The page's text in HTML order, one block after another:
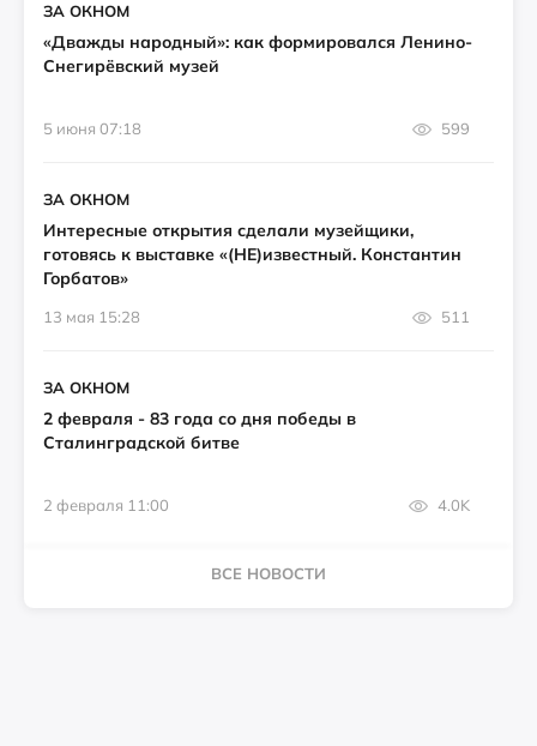
ЗА ОКНОМ
«Дважды народный»: как формировался Ленино-
Снегирёвский музей
5 июня 07:18 599
ЗА ОКНОМ
Интересные открытия сделали музейщики,
готовясь к выставке «(НЕ)известный. Константин
Горбатов»
13 мая 15:28 511
ЗА ОКНОМ
2 февраля - 83 года со дня победы в
Сталинградской битве
2 февраля 11:00 4.0K
ВСЕ НОВОСТИ